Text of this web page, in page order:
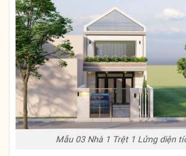
Mẫu 03 Nhà 1 Trệt 1 Lửng diện